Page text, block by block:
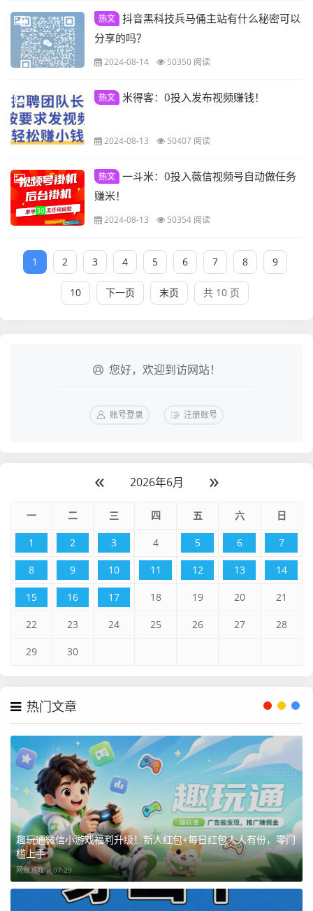
热文 抖音黑科技兵马俑主站有什么秘密可以
分享的吗？
2024-08-14 50350 阅读
热文 米得客：0投入发布视频赚钱！
2024-08-13 50407 阅读
热文 一斗米：0投入薇信视频号自动做任务
赚米！
2024-08-13 50354 阅读
1 2 3 4 5 6 7 8 9
10 下一页 末页 共 10 页
您好，欢迎到访网站！
账号登录 注册账号
« 2026年6月 »
一 二 三 四 五 六 日
1 2 3 4 5 6 7
8 9 10 11 12 13 14
15 16 17 18 19 20 21
22 23 24 25 26 27 28
29 30
热门文章
趣玩通微信小游戏福利升级！新人红包+每日红包人人有份，零门
槛上手
网赚游戏 ，07-29